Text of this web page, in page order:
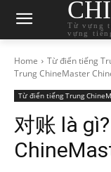
Từ vựng
vựng
Home Từ điển tiếng
Trung ChineMaster
Từ điển tiếng Trung
对账 là